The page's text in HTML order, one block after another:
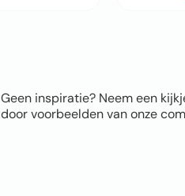
Geen inspiratie? Neem een
door voorbeelden van onze